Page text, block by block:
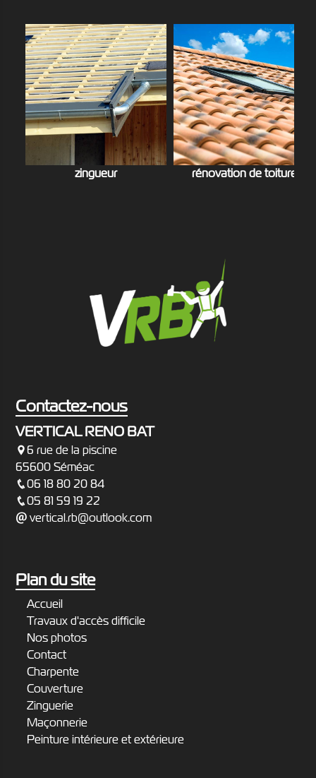
zingueur rénovation de toiture
Contactez-nous
VERTICAL RENO BAT
6 rue de la piscine
65600 Séméac
06 18 80 20 84
05 81 59 19 22
vertical.rb@outlook.com
Plan du site
Accueil
Travaux d'accès difficile
Nos photos
Contact
Charpente
Couverture
Zinguerie
Maçonnerie
Peinture intérieure et extérieure